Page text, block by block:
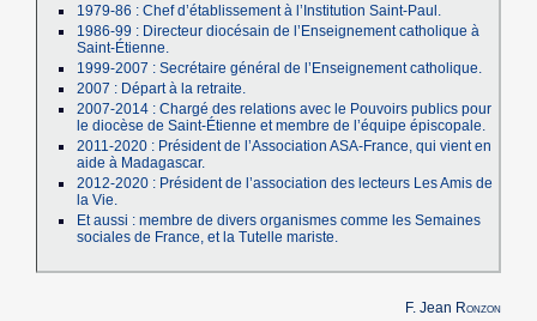
1979-86 : Chef d’établissement à l’Institution Saint-Paul.
1986-99 : Directeur diocésain de l’Enseignement catholique à
Saint-Étienne.
1999-2007 : Secrétaire général de l’Enseignement catholique.
2007 : Départ à la retraite.
2007-2014 : Chargé des relations avec le Pouvoirs publics pour
le diocèse de Saint-Étienne et membre de l’équipe épiscopale.
2011-2020 : Président de l’Association ASA-France, qui vient en
aide à Madagascar.
2012-2020 : Président de l’association des lecteurs Les Amis de
la Vie.
Et aussi : membre de divers organismes comme les Semaines
sociales de France, et la Tutelle mariste.
F. Jean Ronzon